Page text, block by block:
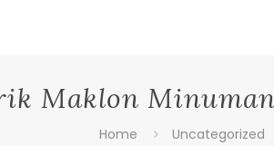
Maklon
Home Uncategorized